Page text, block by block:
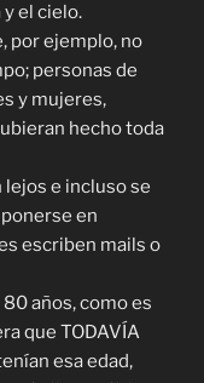
el cielo.
por ejemplo, no
personas de
y mujeres,
hecho toda
lejos e incluso se
en
escriben mails o
años, como es
que TODAVÍA
esa edad,